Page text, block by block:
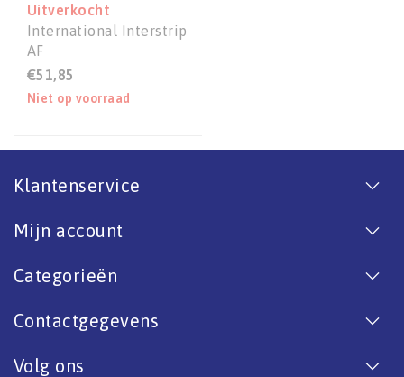
Uitverkocht
International Interstrip
AF
€51,85
Niet op voorraad
Klantenservice
Mijn account
Categorieën
Contactgegevens
Volg ons